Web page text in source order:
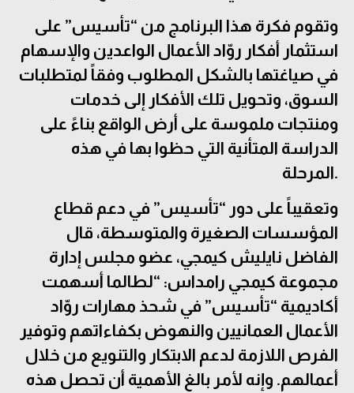
وتقوم فكرة هذا البرنامج من “تأسيس” على
استثمار أفكار روّاد الأعمال الواعدين والإسهام
في صياغتها بالشكل المطلوب وفقاً لمتطلبات
السوق، وتحويل تلك الأفكار إلى خدمات
ومنتجات ملموسة على أرض الواقع بناءً على
الدراسة المتأنية التي حظوا بها في هذه
المرحلة.
وتعقيباً على دور “تأسيس” في دعم قطاع
المؤسسات الصغيرة والمتوسطة، قال
الفاضل نايليش كيمجي، عضو مجلس إدارة
مجموعة كيمجي رامداس: “لطالما أسهمت
أكاديمية “تأسيس” في شحذ مهارات روّاد
الأعمال العمانيين والنهوض بكفاءاتهم وتوفير
الفرص اللازمة لدعم الابتكار والتنويع من خلال
أعمالهم. وإنه لأمر بالغ الأهمية أن تحصل هذه